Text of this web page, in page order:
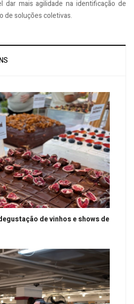
dar mais agilidade na identificação de
de soluções coletivas.
de vinhos e shows de